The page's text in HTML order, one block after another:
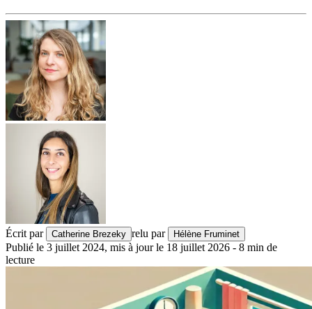
Écrit par Catherine Brezeky relu par Hélène Fruminet
Publié le 3 juillet 2024, mis à jour le 18 juillet 2026 - 8 min de
lecture